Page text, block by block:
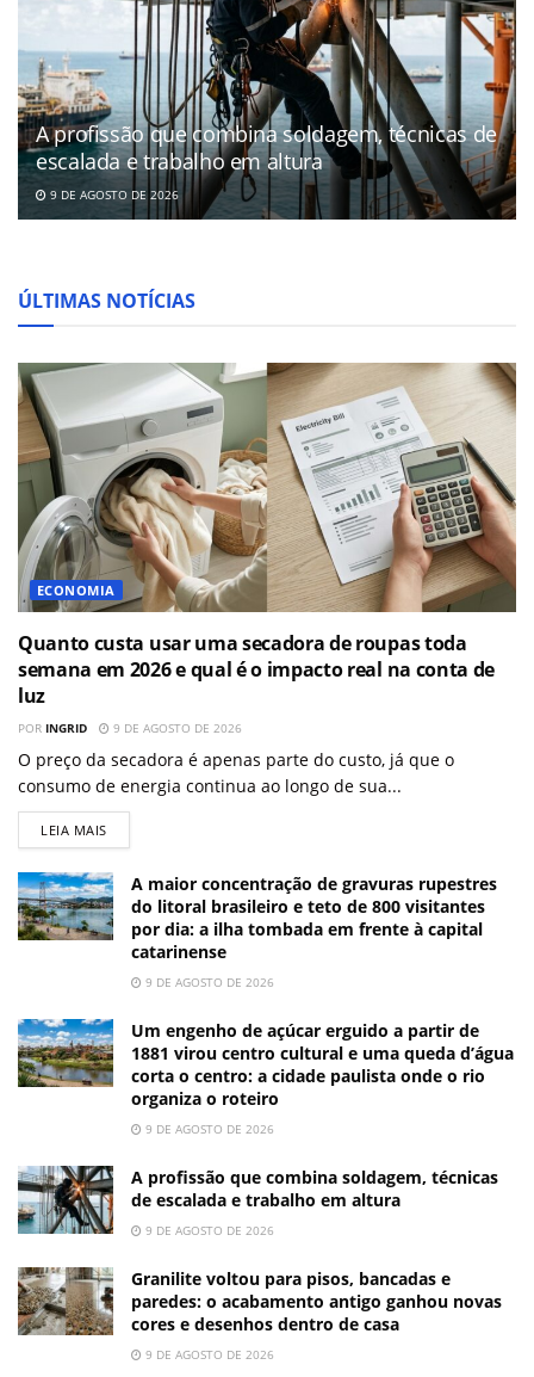
A profissão que combina soldagem, técnicas de
escalada e trabalho em altura
9 DE AGOSTO DE 2026
ÚLTIMAS NOTÍCIAS
ECONOMIA
Quanto custa usar uma secadora de roupas toda
semana em 2026 e qual é o impacto real na conta de
luz
POR INGRID 9 DE AGOSTO DE 2026
O preço da secadora é apenas parte do custo, já que o
consumo de energia continua ao longo de sua...
LEIA MAIS
A maior concentração de gravuras rupestres
do litoral brasileiro e teto de 800 visitantes
por dia: a ilha tombada em frente à capital
catarinense
9 DE AGOSTO DE 2026
Um engenho de açúcar erguido a partir de
1881 virou centro cultural e uma queda d’água
corta o centro: a cidade paulista onde o rio
organiza o roteiro
9 DE AGOSTO DE 2026
A profissão que combina soldagem, técnicas
de escalada e trabalho em altura
9 DE AGOSTO DE 2026
Granilite voltou para pisos, bancadas e
paredes: o acabamento antigo ganhou novas
cores e desenhos dentro de casa
9 DE AGOSTO DE 2026